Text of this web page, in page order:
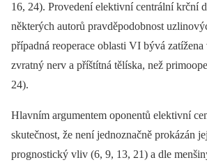
16, 24). Provedení elektivní centrální krční
některých autorů pravděpodobnost
případná reoperace oblasti VI bývá
zvratný nerv a příštítná tělíska, než
24).
Hlavním argumentem oponentů elektivní
skutečnost, že není jednoznačně prokázán
prognostický vliv (6, 9, 13, 21) a dle